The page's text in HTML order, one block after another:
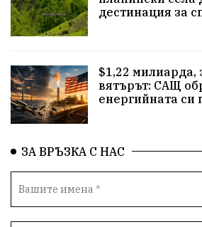
евро родолюбци
нов завод Варна болница
дарение решения
новина отговорност
васил левски земеделци
дестинация за
$1,22 милиарда,
вятърът: САЩ
енергийната си
ЗА ВРЪЗКА С НАС